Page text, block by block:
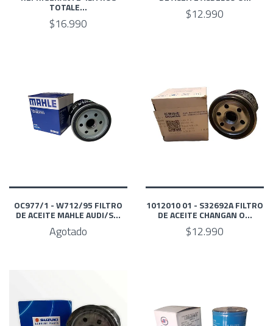
TOTALE...
$16.990
$12.990
OC977/1 - W712/95 FILTRO
DE ACEITE MAHLE AUDI/S...
Agotado
1012010 01 - S32692A FILTRO
DE ACEITE CHANGAN O...
$12.990